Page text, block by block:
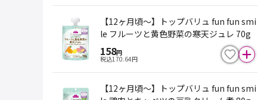
【12ヶ月頃～】トップバリュ fun fun smi
le フルーツと黄色野菜の寒天ジュレ 70g
158円
税込170.64円
【12ヶ月頃～】トップバリュ fun fun smi